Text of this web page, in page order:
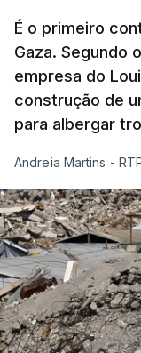
É o primeiro
Gaza. Segundo
empresa do
construção de
para albergar
Andreia Martins -